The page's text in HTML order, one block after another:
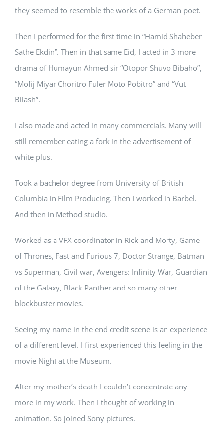
they seemed to resemble the works of a German poet.
Then I performed for the first time in “Hamid Shaheber
Sathe Ekdin”. Then in that same Eid, I acted in 3 more
drama of Humayun Ahmed sir “Otopor Shuvo Bibaho”,
“Mofij Miyar Choritro Fuler Moto Pobitro” and “Vut
Bilash”.
I also made and acted in many commercials. Many will
still remember eating a fork in the advertisement of
white plus.
Took a bachelor degree from University of British
Columbia in Film Producing. Then I worked in Barbel.
And then in Method studio.
Worked as a VFX coordinator in Rick and Morty, Game
of Thrones, Fast and Furious 7, Doctor Strange, Batman
vs Superman, Civil war, Avengers: Infinity War, Guardian
of the Galaxy, Black Panther and so many other
blockbuster movies.
Seeing my name in the end credit scene is an experience
of a different level. I first experienced this feeling in the
movie Night at the Museum.
After my mother’s death I couldn’t concentrate any
more in my work. Then I thought of working in
animation. So joined Sony pictures.